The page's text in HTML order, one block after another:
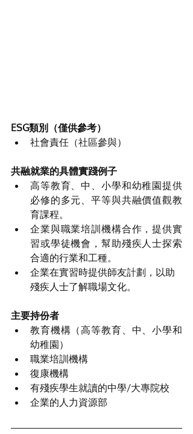
ESG類別（僅供參考）
社會責任（社區參與）
共融就業的具體實踐例子
高等教育、中、小學和幼稚園提供
必修的多元、平等與共融價值觀教
育課程。
企業與職業培訓機構合作，提供實
習或學徒機會，幫助殘疾人士探索
合適的行業和工種。
企業在實習時提供師友計劃，以助
殘疾人士了解職場文化。
主要持份者
教育機構（高等教育、中、小學和
幼稚園）
職業培訓機構
復康機構
有殘疾學生就讀的中學/大專院校
企業的人力資源部